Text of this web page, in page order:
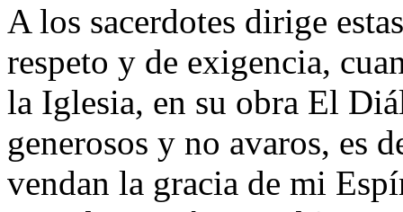
A los sacerdotes dirige
respeto y de exigencia,
la Iglesia, en su obra El
generosos y no avaros, es
vendan la gracia de mi